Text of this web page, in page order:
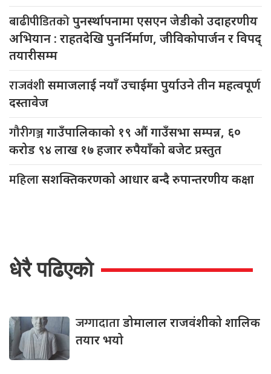
बाढीपीडितकोपुनर्स्थापनामा एसएन जेडीको उदाहरणीय
अभियान : राहतदेखि पुनर्निर्माण, जीविकोपार्जन र विपद्
तयारीसम्म
राजवंशीसमाजलाई नयाँ उचाईमा पुर्याउने तीन महत्वपूर्ण
दस्तावेज
गौरीगञ्जगाउँपालिकाको १९ औं गाउँसभा सम्पन्न, ६०
करोड ९४ लाख १७ हजार रुपैयाँको बजेट प्रस्तुत
महिलासशक्तिकरणको आधार बन्दै रुपान्तरणीय कक्षा
धेरै पढिएको
जग्गादाताडोमालाल राजवंशीको शालिक
तयार भयो